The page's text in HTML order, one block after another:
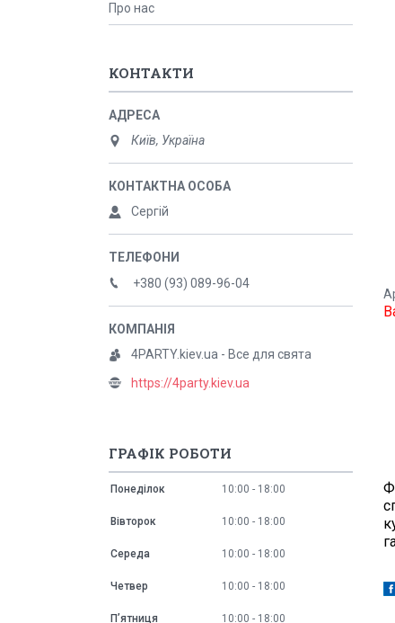
Про нас
КОНТАКТИ
Київ, Україна
Сергій
+380 (93) 089-96-04
4PARTY.kiev.ua - Все для свята
https://4party.kiev.ua
ГРАФІК РОБОТИ
Понеділок 10:00 18:00
Вівторок 10:00 18:00
Середа 10:00 18:00
Четвер 10:00 18:00
Пʼятниця 10:00 18:00